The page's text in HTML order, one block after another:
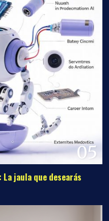
05
La jaula que desearás